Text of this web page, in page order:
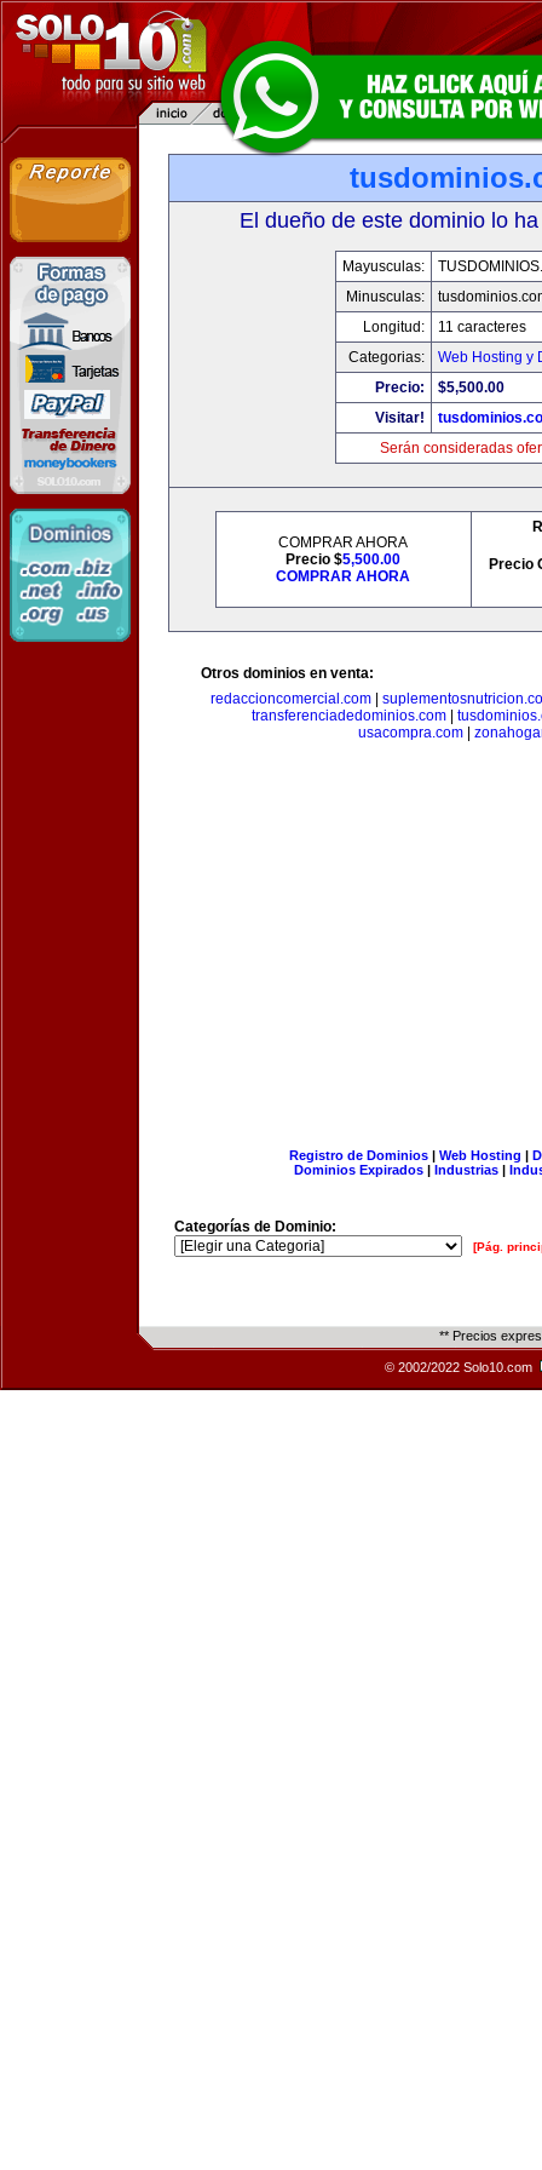
El dueño de este dominio lo
Mayusculas:
Minusculas:
Longitud:
11 caracteres
Categorias:
Web Hosting y
Precio:
$5,500.00
Visitar!
Serán consideradas
COMPRAR AHORA
Precio $5,500.00
COMPRAR AHORA
Precio
Otros dominios en venta:
redaccioncomercial.com|
transferenciadedominios.com|
usacompra.com
Registro de Dominios| Web Hosting |
Dominios Expirados | Industrias |
Categorías de Dominio:
[Pág.
** Precios
© 2002/2022 Solo10.com